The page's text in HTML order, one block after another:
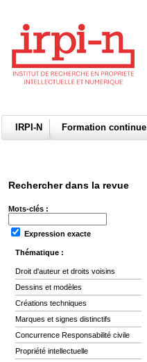
IRPI-N Formation continue
Rechercher dans la revue
Mots-clés :
Expression exacte
Thématique :
Droit d'auteur et droits voisins
Dessins et modèles
Créations techniques
Marques et signes distinctifs
Concurrence Responsabilité civile
Propriété intellectuelle